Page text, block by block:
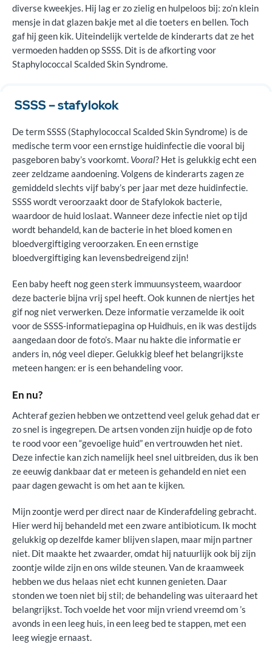
diverse kweekjes. Hij lag er zo zielig en hulpeloos bij: zo’n klein
mensje in dat glazen bakje met al die toeters en bellen. Toch
gaf hij geen kik. Uiteindelijk vertelde de kinderarts dat ze het
vermoeden hadden op SSSS. Dit is de afkorting voor
Staphylococcal Scalded Skin Syndrome.
SSSS – stafylokok
De term SSSS (Staphylococcal Scalded Skin Syndrome) is de
medische term voor een ernstige huidinfectie die vooral bij
pasgeboren baby’s voorkomt. Vooral? Het is gelukkig echt een
zeer zeldzame aandoening. Volgens de kinderarts zagen ze
gemiddeld slechts vijf baby’s per jaar met deze huidinfectie.
SSSS wordt veroorzaakt door de Stafylokok bacterie,
waardoor de huid loslaat. Wanneer deze infectie niet op tijd
wordt behandeld, kan de bacterie in het bloed komen en
bloedvergiftiging veroorzaken. En een ernstige
bloedvergiftiging kan levensbedreigend zijn!
Een baby heeft nog geen sterk immuunsysteem, waardoor
deze bacterie bijna vrij spel heeft. Ook kunnen de niertjes het
gif nog niet verwerken. Deze informatie verzamelde ik ooit
voor de SSSS-informatiepagina op Huidhuis, en ik was destijds
aangedaan door de foto’s. Maar nu hakte die informatie er
anders in, nóg veel dieper. Gelukkig bleef het belangrijkste
meteen hangen: er is een behandeling voor.
En nu?
Achteraf gezien hebben we ontzettend veel geluk gehad dat er
zo snel is ingegrepen. De artsen vonden zijn huidje op de foto
te rood voor een “gevoelige huid” en vertrouwden het niet.
Deze infectie kan zich namelijk heel snel uitbreiden, dus ik ben
ze eeuwig dankbaar dat er meteen is gehandeld en niet een
paar dagen gewacht is om het aan te kijken.
Mijn zoontje werd per direct naar de Kinderafdeling gebracht.
Hier werd hij behandeld met een zware antibioticum. Ik mocht
gelukkig op dezelfde kamer blijven slapen, maar mijn partner
niet. Dit maakte het zwaarder, omdat hij natuurlijk ook bij zijn
zoontje wilde zijn en ons wilde steunen. Van de kraamweek
hebben we dus helaas niet echt kunnen genieten. Daar
stonden we toen niet bij stil; de behandeling was uiteraard het
belangrijkst. Toch voelde het voor mijn vriend vreemd om ’s
avonds in een leeg huis, in een leeg bed te stappen, met een
leeg wiegje ernaast.